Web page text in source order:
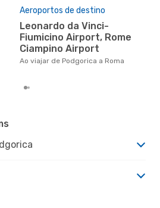
Aeroportos de destino
Leonardo da Vinci-
Fiumicino Airport, Rome
Ciampino Airport
Ao viajar de Podgorica a Roma